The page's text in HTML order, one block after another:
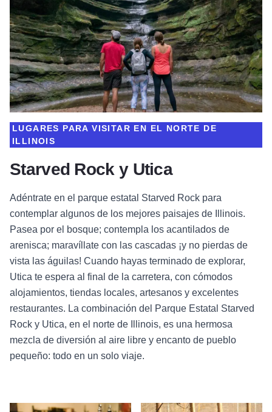
Starved Rock y Utica
LUGARES PARA VISITAR EN EL NORTE DE
ILLINOIS
Adéntrate en el parque estatal Starved Rock para
contemplar algunos de los mejores paisajes de Illinois.
Pasea por el bosque; contempla los acantilados de
arenisca; maravíllate con las cascadas ¡y no pierdas de
vista las águilas! Cuando hayas terminado de explorar,
Utica te espera al final de la carretera, con cómodos
alojamientos, tiendas locales, artesanos y excelentes
restaurantes. La combinación del Parque Estatal Starved
Rock y Utica, en el norte de Illinois, es una hermosa
mezcla de diversión al aire libre y encanto de pueblo
pequeño: todo en un solo viaje.